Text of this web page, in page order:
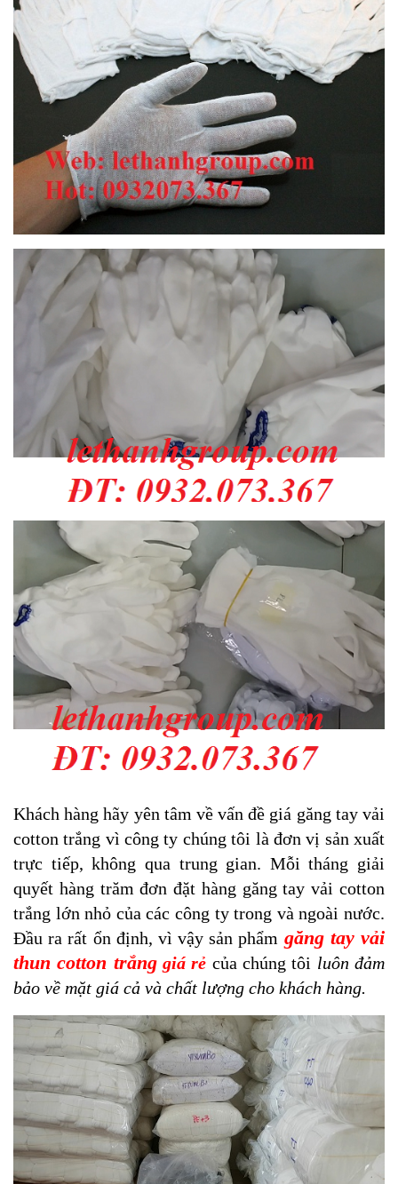
Khách hàng hãy yên tâm về vấn đề giá găng tay vải
cotton trắng vì công ty chúng tôi là đơn vị sản xuất
trực tiếp, không qua trung gian. Mỗi tháng giải
quyết hàng trăm đơn đặt hàng găng tay vải cotton
trắng lớn nhỏ của các công ty trong và ngoài nước.
Đầu ra rất ổn định, vì vậy sản phẩm găng tay vải
thun cotton trắng giá rẻ của chúng tôi luôn đảm
bảo về mặt giá cả và chất lượng cho khách hàng.